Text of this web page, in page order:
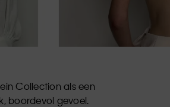
Collection als een
boordevol gevoel.